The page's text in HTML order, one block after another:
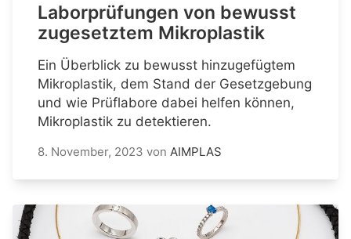
Laborprüfungen von bewusst
zugesetztem Mikroplastik
Ein Überblick zu bewusst hinzugefügtem
Mikroplastik, dem Stand der Gesetzgebung
und wie Prüflabore dabei helfen können,
Mikroplastik zu detektieren.
8. November, 2023 von AIMPLAS